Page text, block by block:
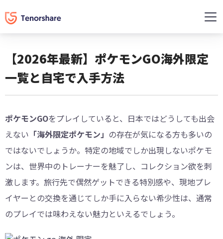
【2026年最新】ポケモンGO海外限定
一覧と自宅で入手方法
ポケモンGOをプレイしていると、日本ではどうしても出会
えない 「海外限定ポケモン」 の存在が気になる方も多いの
ではないでしょうか。特定の地域でしか出現しないポケモ
ンは、世界中のトレーナーを魅了し、コレクション欲を刺
激します。旅行先で偶然ゲットできる特別感や、現地プレ
イヤーとの交換を通じてしか手に入らない希少性は、通常
のプレイでは味わえない魅力といえるでしょう。